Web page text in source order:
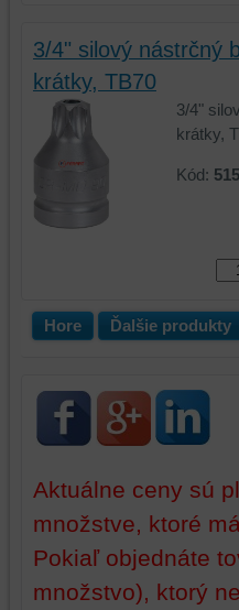
3/4" silový nástrčný
krátky, TB70
3/4"
krátky,
Kód:
Hore Ďalšie produkty
Aktuálne ceny sú
množstve, ktoré
Pokiaľ objednáte
množstvo), ktorý
vašich
preferencií
bez
toho,
aby
ste
používateľský
prihlásenia,
používať
zdroje
tretích
widgety